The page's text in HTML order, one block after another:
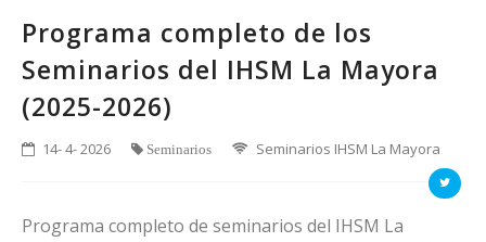
Programa completo de los
Seminarios del IHSM La Mayora
(2025-2026)
14- 4- 2026 Seminarios Seminarios IHSM La Mayora
Programa completo de seminarios del IHSM La